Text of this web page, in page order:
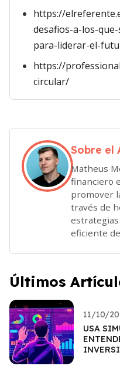
https://
desafios-a-los-
para-liderar-el-
https://
circular/
Sobre el
Matheus
financiero
promover
través de
eficiente
Últimos
11/10/
USA